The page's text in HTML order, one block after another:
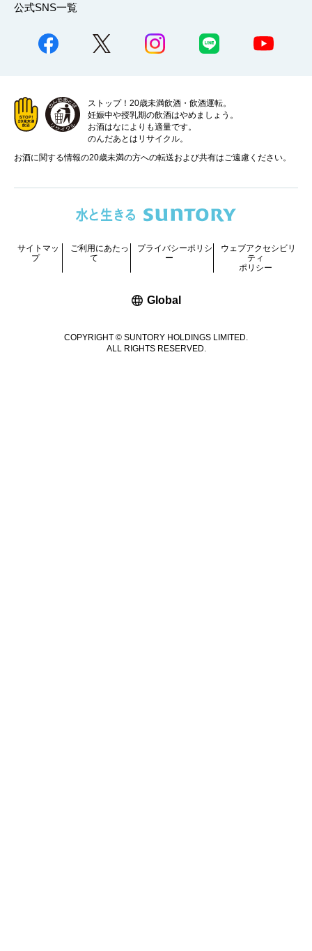
公式SNS一覧
ストップ！20歳未満飲酒・飲酒運転。
妊娠中や授乳期の飲酒はやめましょう。
お酒はなによりも適量です。
のんだあとはリサイクル。
お酒に関する情報の20歳未満の方への転送および共有はご遠慮ください。
COPYRIGHT © SUNTORY HOLDINGS LIMITED.
ALL RIGHTS RESERVED.
サイトマッ
プ
ご利用にあたっ
て
プライバシーポリシ
ー
ウェブアクセシビリ
ティ
ポリシー
Global新しいウィンドウで開く